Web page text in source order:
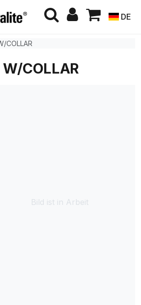
DE
COLLAR
COLLAR
Bild ist in Arbeit